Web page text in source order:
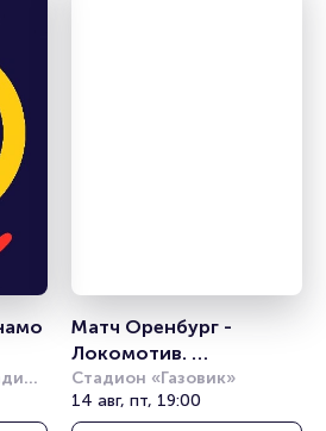
Матч Оренбург -
Локомотив.
Российская Премьер
Лига
Стадион «Газовик»
14 авг, пт, 19:00